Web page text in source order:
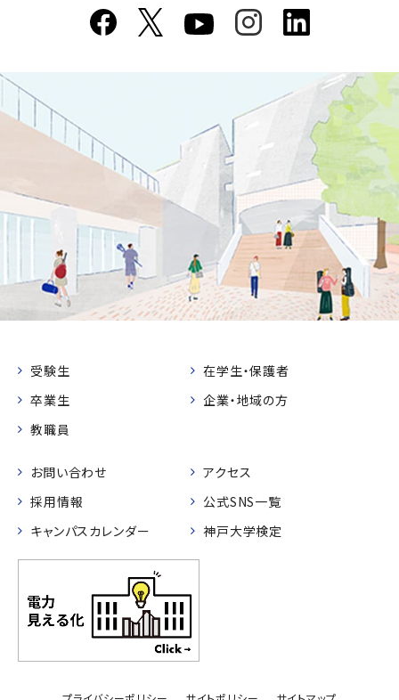
受験生
在学生・保護者
卒業生
企業・地域の方
教職員
お問い合わせ
アクセス
採用情報
公式SNS一覧
キャンパスカレンダー
神戸大学検定